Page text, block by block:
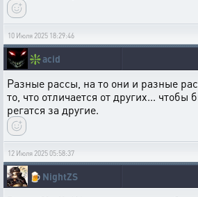
10 Июля 2025 18:29:46
❇️acid
Разные рассы, на то они и разные
то, что отличается от других...
регатся за другие.
12 Июля 2025 05:58:37
🍺 NightZS